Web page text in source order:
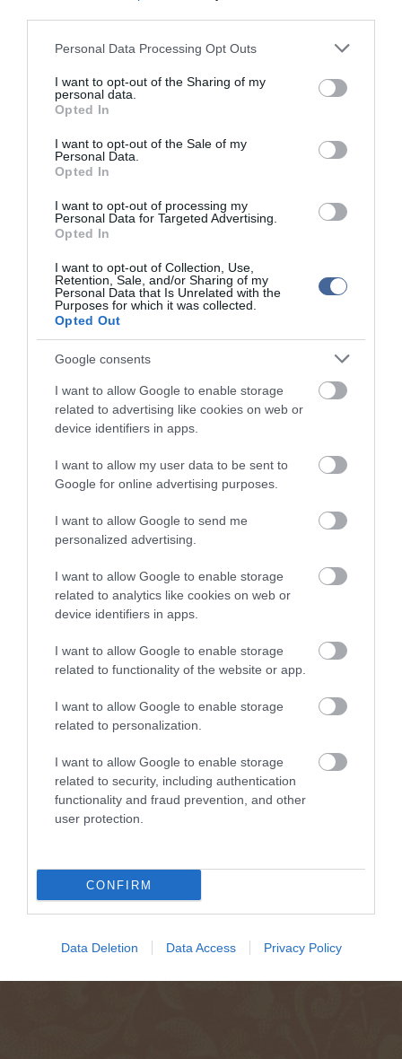
Please note that this website/app uses one or more Google
not limited to your visit or usage behaviour. You may click to
grant or deny consent to Google and its third-party tags to
use your data for below specified purposes in below Google
consent section.
Personal Data Processing Opt Outs
I want to opt-out of the Sharing of my
personal data.
Opted In
I want to opt-out of the Sale of my
Personal Data.
Opted In
I want to opt-out of processing my
Personal Data for Targeted Advertising.
Opted In
I want to opt-out of Collection, Use,
Retention, Sale, and/or Sharing of my
Personal Data that Is Unrelated with the
Purposes for which it was collected.
Opted Out
Google consents
I want to allow Google to enable storage
related to advertising like cookies on web or
device identifiers in apps.
I want to allow my user data to be sent to
Google for online advertising purposes.
I want to allow Google to send me
personalized advertising.
I want to allow Google to enable storage
related to analytics like cookies on web or
device identifiers in apps.
I want to allow Google to enable storage
related to functionality of the website or app.
I want to allow Google to enable storage
related to personalization.
I want to allow Google to enable storage
related to security, including authentication
functionality and fraud prevention, and other
user protection.
CONFIRM
Data Deletion Data Access Privacy Policy